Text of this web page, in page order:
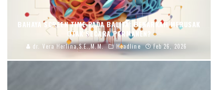
BAHAYA SCREEN TIME PADA BALITA: BENARKAH MERUSAK
OTAK SECARA PERMANEN?
dr. Vera Herlina,S.E.,M.M. Headline Feb 26, 2026